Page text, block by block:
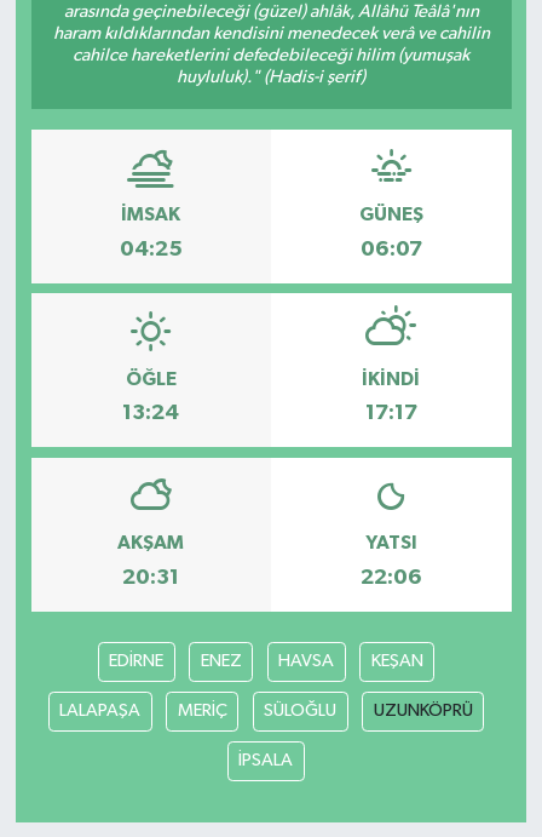
arasında geçinebileceği (güzel) ahlâk, Allâhü Teâlâ'nın
haram kıldıklarından kendisini menedecek verâ ve cahilin
cahilce hareketlerini defedebileceği hilim (yumuşak
huyluluk)." (Hadis-i şerif)
İMSAK
04:25
GÜNEŞ
06:07
ÖĞLE
13:24
İKINDI
17:17
AKŞAM
20:31
YATSI
22:06
EDİRNE ENEZ HAVSA KEŞAN
LALAPAŞA MERİÇ SÜLOĞLU UZUNKÖPRÜ
İPSALA
Siyaset
Spor
Türkiye